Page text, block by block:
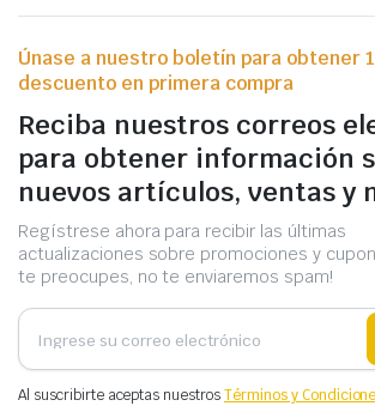
Únase a nuestro boletín para obtener
descuento en primera compra
Reciba nuestros correos
para obtener información
nuevos artículos, ventas y
Regístrese ahora para recibir las últimas
actualizaciones sobre promociones y
te preocupes, no te enviaremos spam!
Al suscribirte aceptas nuestrosTérminos y